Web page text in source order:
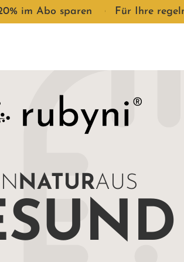
im Abo sparen ● Für Ihre
NATURAUS